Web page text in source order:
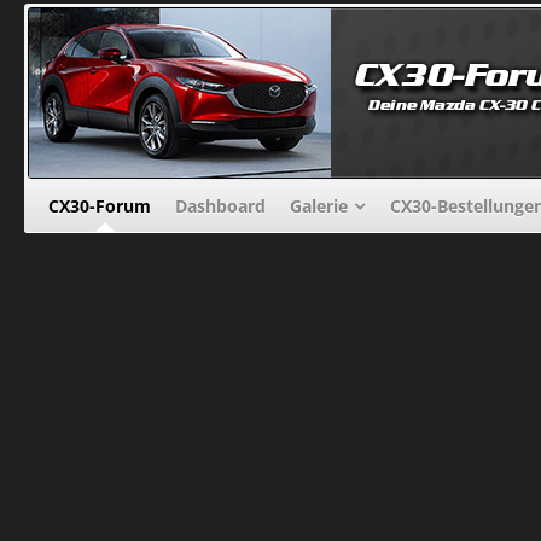
CX30-Forum Dashboard Galerie CX30-